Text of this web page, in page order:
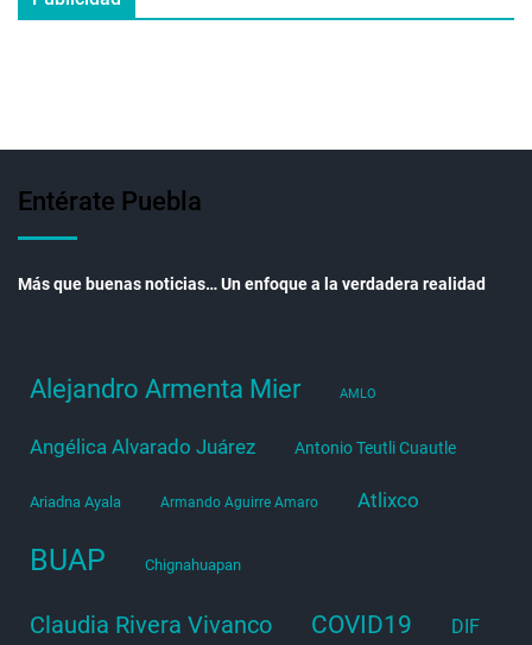
Entérate Puebla
Más que buenas noticias… Un enfoque a la verdadera realidad
Alejandro Armenta Mier AMLO
Angélica Alvarado Juárez Antonio Teutli Cuautle
Ariadna Ayala Armando Aguirre Amaro Atlixco
BUAP Chignahuapan
Claudia Rivera Vivanco COVID19 DIF